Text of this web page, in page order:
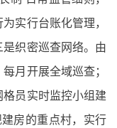
实行台账化管理，
织密巡查网络。由
月开展全域巡查；
员实时监控小组建
房的重点村，实行